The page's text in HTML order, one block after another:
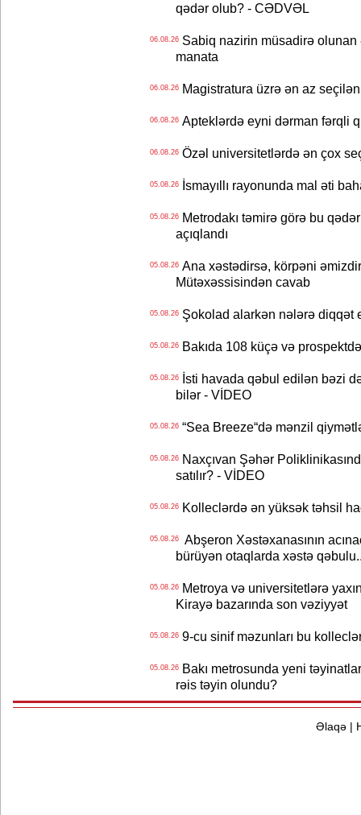
qədər olub? - CƏDVƏL
06.08.26Sabiq nazirin müsadirə olunan
manata
06.08.26Magistratura üzrə ən az
06.08.26Apteklərdə eyni dərman fərqli
06.08.26Özəl universitetlərdə ən çox
05.08.26İsmayıllı rayonunda mal əti
05.08.26Metrodakı təmirə görə bu
açıqlandı
05.08.26Ana xəstədirsə, körpəni
Mütəxəssisindən cavab
05.08.26Şokolad alarkən nələrə diqqət
05.08.26Bakıda 108 küçə və
05.08.26İsti havada qəbul edilən bəzi
bilər - VİDEO
05.08.26“Sea Breeze“də mənzil
05.08.26Naxçıvan Şəhər
satılır? - VİDEO
05.08.26Kolleclərdə ən yüksək təhsil
05.08.26Abşeron Xəstəxanasının
bürüyən otaqlarda xəstə
05.08.26Metroya və universitetlərə
Kirayə bazarında son vəziyyət
05.08.269-cu sinif məzunları bu
05.08.26Bakı metrosunda yeni
rəis təyin olundu?
Əlaqə|